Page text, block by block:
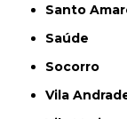
Santo
Saúde
Socorro
Vila